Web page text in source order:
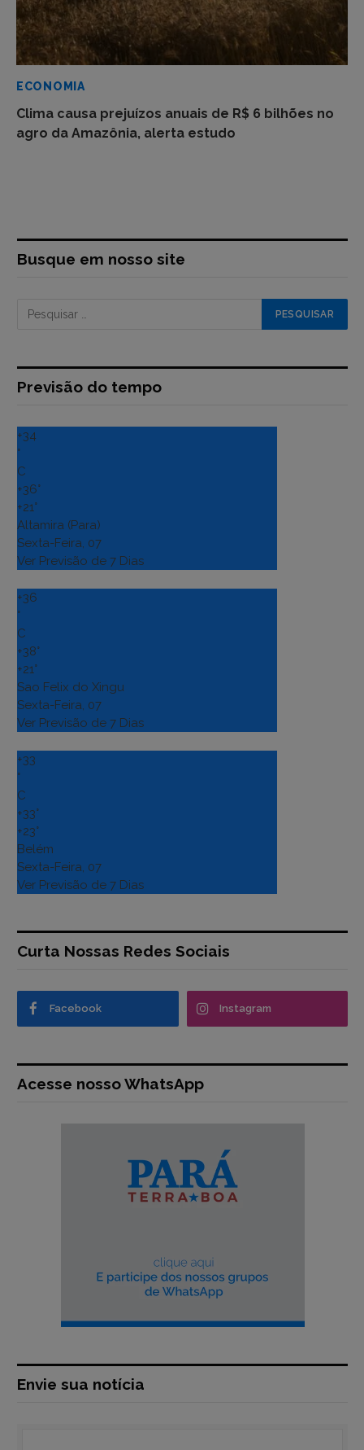
ECONOMIA
Clima causa prejuízos anuais de R$ 6 bilhões no
agro da Amazônia, alerta estudo
Busque em nosso site
Previsão do tempo
+34
°
C
+36°
+21°
Altamira (Para)
Sexta-Feira, 07
Ver Previsão de 7 Dias
+36
°
C
+38°
+21°
Sao Felix do Xingu
Sexta-Feira, 07
Ver Previsão de 7 Dias
+33
°
C
+33°
+23°
Belém
Sexta-Feira, 07
Ver Previsão de 7 Dias
Curta Nossas Redes Sociais
Facebook Instagram
Acesse nosso WhatsApp
Envie sua notícia